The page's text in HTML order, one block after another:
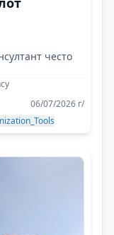
често
06/07/2026 г/